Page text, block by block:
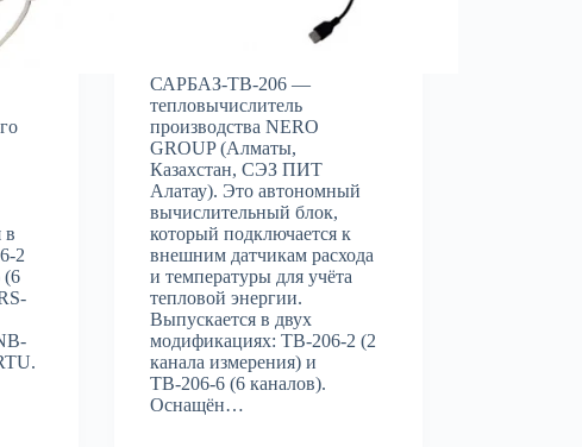
в
2
(6
САРБАЗ-ТВ-206 —
тепловычислитель
производства NERO
GROUP (Алматы,
Казахстан, СЭЗ ПИТ
Алатау). Это автономный
вычислительный блок,
который подключается к
внешним датчикам расхода
и температуры для учёта
тепловой энергии.
Выпускается в двух
модификациях: ТВ-206-2 (2
канала измерения) и
ТВ-206-6 (6 каналов).
Оснащён…